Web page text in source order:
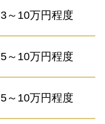
3～10万円程度
5～10万円程度
5～10万円程度